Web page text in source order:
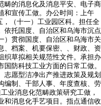
畴的消息化及消息平安、电子商
和宣传工做。办公时间：上午
（十一）工业园区科。担任全
依托国度、自治区和乌海市沉点
）贯彻国度、自治区和乌海市关
、档案、机要保密、、财政、资
织草拟相关规范性文件。承担办
防科技工业方面的日常工做。
志愿型洁净出产推进政策及规划
编制、干部人事、年度查核、劳
业消息化范畴政策研究工做，
和消息化手艺项目。指点通信收